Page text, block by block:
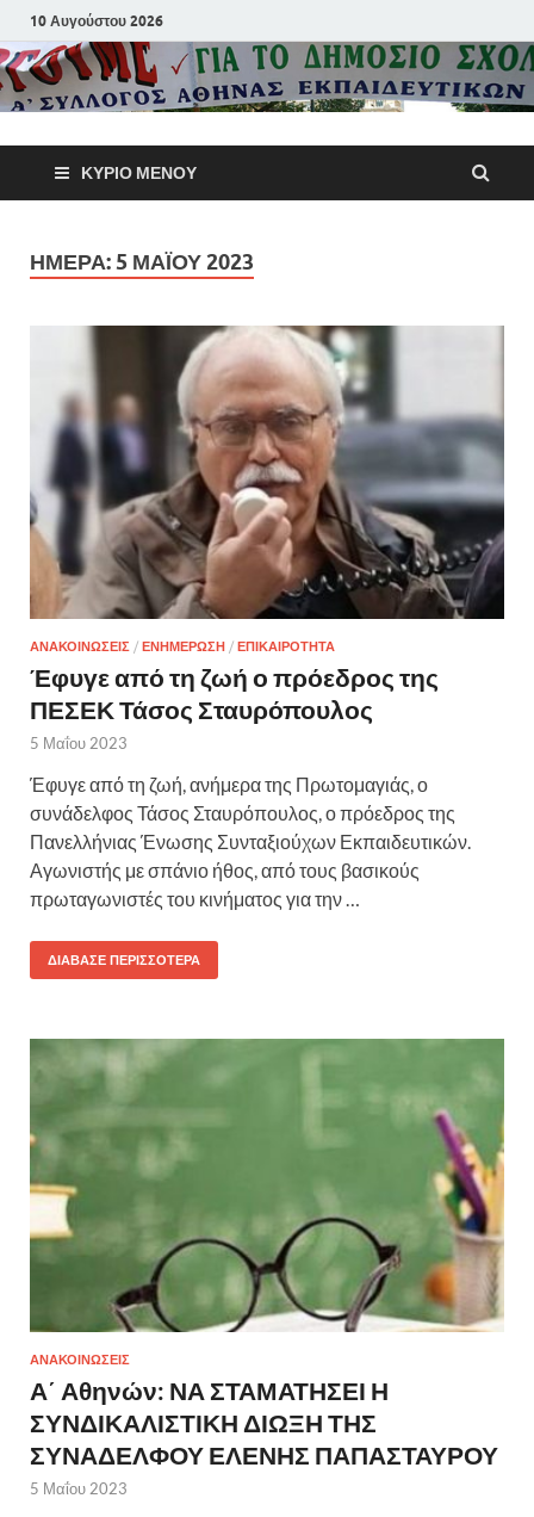
10 Αυγούστου 2026
Α΄
Αθηνών
Π.Ε.
ΚΎΡΙΟ ΜΕΝΟΎ
ΗΜΈΡΑ: 5 ΜΑΪ́ΟΥ 2023
ΑΝΑΚΟΙΝΩΣΕΙΣ / ΕΝΗΜΕΡΩΣΗ / ΕΠΙΚΑΙΡΟΤΗΤΑ
Έφυγε από τη ζωή ο πρόεδρος της
ΠΕΣΕΚ Τάσος Σταυρόπουλος
5 Μαΐου 2023
Έφυγε από τη ζωή, ανήμερα της Πρωτομαγιάς, ο
συνάδελφος Τάσος Σταυρόπουλος, ο πρόεδρος της
Πανελλήνιας Ένωσης Συνταξιούχων Εκπαιδευτικών.
Αγωνιστής με σπάνιο ήθος, από τους βασικούς
πρωταγωνιστές του κινήματος για την …
ΔΙΆΒΑΣΕ ΠΕΡΙΣΣΌΤΕΡΑ
ΑΝΑΚΟΙΝΩΣΕΙΣ
Α΄ Αθηνών: ΝΑ ΣΤΑΜΑΤΗΣΕΙ Η
ΣΥΝΔΙΚΑΛΙΣΤΙΚΗ ΔΙΩΞΗ ΤΗΣ
ΣΥΝΑΔΕΛΦΟΥ ΕΛΕΝΗΣ ΠΑΠΑΣΤΑΥΡΟΥ
5 Μαΐου 2023